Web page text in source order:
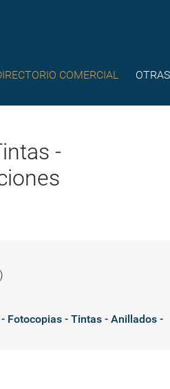
COMERCIAL
-
Fotocopias - Tintas - Anillados -